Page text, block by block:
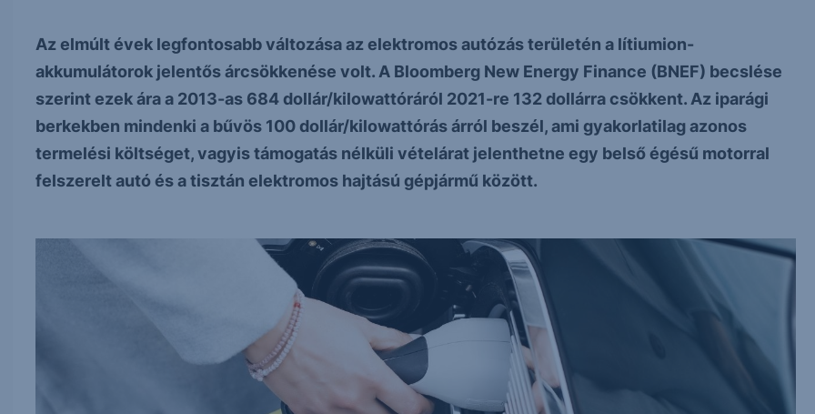
Az elmúlt évek legfontosabb változása az elektromos autózás területén a lítiumion-
akkumulátorok jelentős árcsökkenése volt. A Bloomberg New Energy Finance (BNEF) becslése
szerint ezek ára a 2013-as 684 dollár/kilowattóráról 2021-re 132 dollárra csökkent. Az iparági
berkekben mindenki a bűvös 100 dollár/kilowattórás árról beszél, ami gyakorlatilag azonos
termelési költséget, vagyis támogatás nélküli vételárat jelenthetne egy belső égésű motorral
felszerelt autó és a tisztán elektromos hajtású gépjármű között.